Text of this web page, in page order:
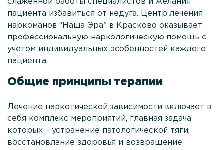
Реабилитация наркозависимых
Кодирование Налтрексоном
Лечение зависимости от бутирата
Лечение зависимости от метадона
Лечение кокаиновой зависимости
Лечение зависимости от метамфетамина
слаженной работы специалистов и желания
пациента избавиться от недуга. Центр лечения
наркоманов “Наша Эра” в Красково оказывает
профессиональную наркологическую помощь с
учетом индивидуальных особенностей каждого
пациента.
Общие принципы терапии
Лечение наркотической зависимости включает в
себя комплекс мероприятий, главная задача
которых – устранение патологической тяги,
восстановление здоровья и возвращение